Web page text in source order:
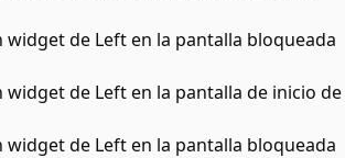
widget de Left en la pantalla bloqueada
widget de Left en la pantalla de inicio de
widget de Left en la pantalla bloqueada